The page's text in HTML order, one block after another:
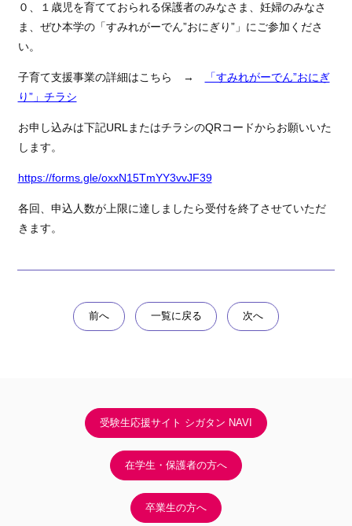
０、１歳児を育てておられる保護者のみなさま、妊婦のみなさ
ま、ぜひ本学の「すみれがーでん”おにぎり”」にご参加くださ
い。
子育て支援事業の詳細はこちら →
「すみれがーでん”おにぎ
り”」チラシ
お申し込みは下記URLまたはチラシのQRコードからお願いいた
します。
https://forms.gle/oxxN15TmYY3vvJF39
各回、申込人数が上限に達しましたら受付を終了させていただ
きます。
前へ 一覧に戻る 次へ
受験生応援サイト シガタン NAVI
在学生・保護者の方へ
卒業生の方へ